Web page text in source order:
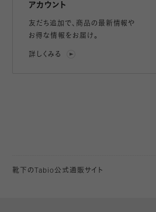
アカウント
友だち追加で、 商品の最新情報や
お得な情報をお届け。
詳しくみる
靴下のTabio公式通販サイト